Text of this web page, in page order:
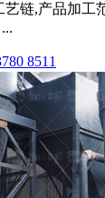
链,产品加工
8511